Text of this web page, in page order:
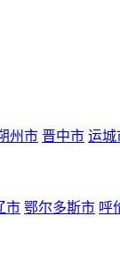
州市 晋中市 运城
市 鄂尔多斯市 呼